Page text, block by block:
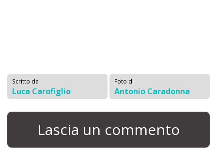
Scritto da
Luca Carofiglio
Foto di
Antonio Caradonna
Lascia un commento